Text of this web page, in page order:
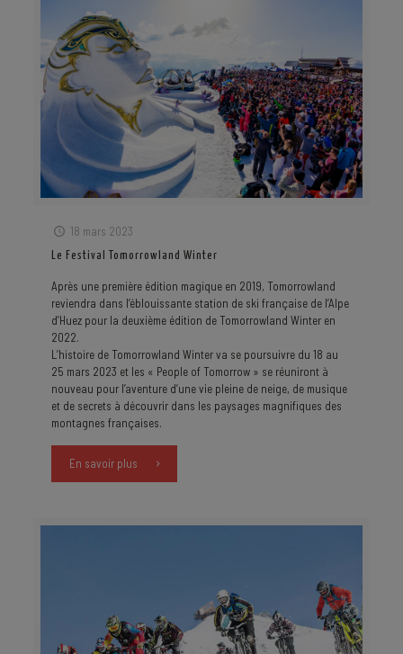
18 mars 2023
Le Festival Tomorrowland Winter
Après une première édition magique en 2019, Tomorrowland
reviendra dans l’éblouissante station de ski française de l’Alpe
d’Huez pour la deuxième édition de Tomorrowland Winter en
2022.
L’histoire de Tomorrowland Winter va se poursuivre du 18 au
25 mars 2023 et les « People of Tomorrow » se réuniront à
nouveau pour l’aventure d’une vie pleine de neige, de musique
et de secrets à découvrir dans les paysages magnifiques des
montagnes françaises.
En savoir plus